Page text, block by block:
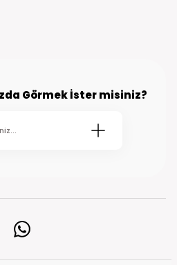
Görmek İster misiniz?